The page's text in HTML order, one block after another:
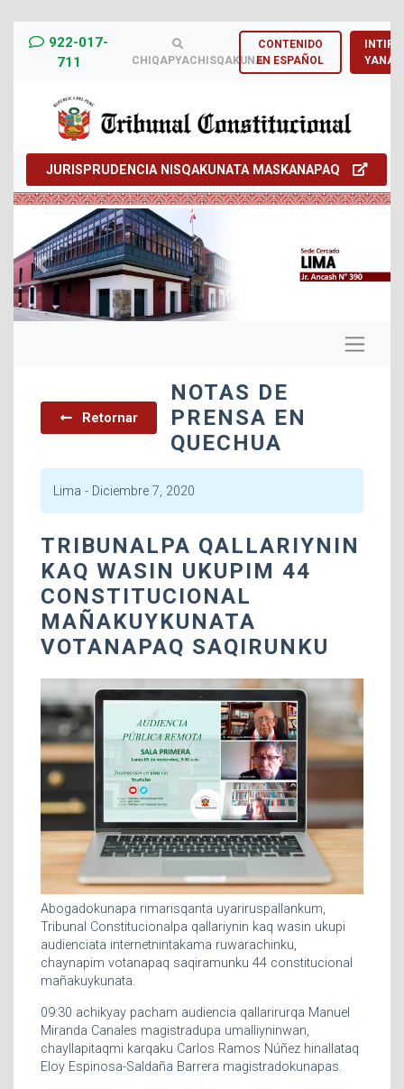
922-017-
711
CHIQAPYACHISQAKUNA
CONTENIDO
EN ESPAÑOL
JURISPRUDENCIA NISQAKUNATA MASKANAPAQ
Previous Next
Retornar
NOTAS DE
PRENSA EN
QUECHUA
Lima - Diciembre 7, 2020
TRIBUNALPA QALLARIYNIN
KAQ WASIN UKUPIM 44
CONSTITUCIONAL
MAÑAKUYKUNATA
VOTANAPAQ SAQIRUNKU
Abogadokunapa rimarisqanta uyariruspallankum,
Tribunal Constitucionalpa qallariynin kaq wasin ukupi
audienciata internetnintakama ruwarachinku,
chaynapim votanapaq saqiramunku 44 constitucional
mañakuykunata.
09:30 achikyay pacham audiencia qallarirurqa Manuel
Miranda Canales magistradupa umalliyninwan,
chayllapitaqmi karqaku Carlos Ramos Núñez hinallataq
Eloy Espinosa-Saldaña Barrera magistradokunapas.